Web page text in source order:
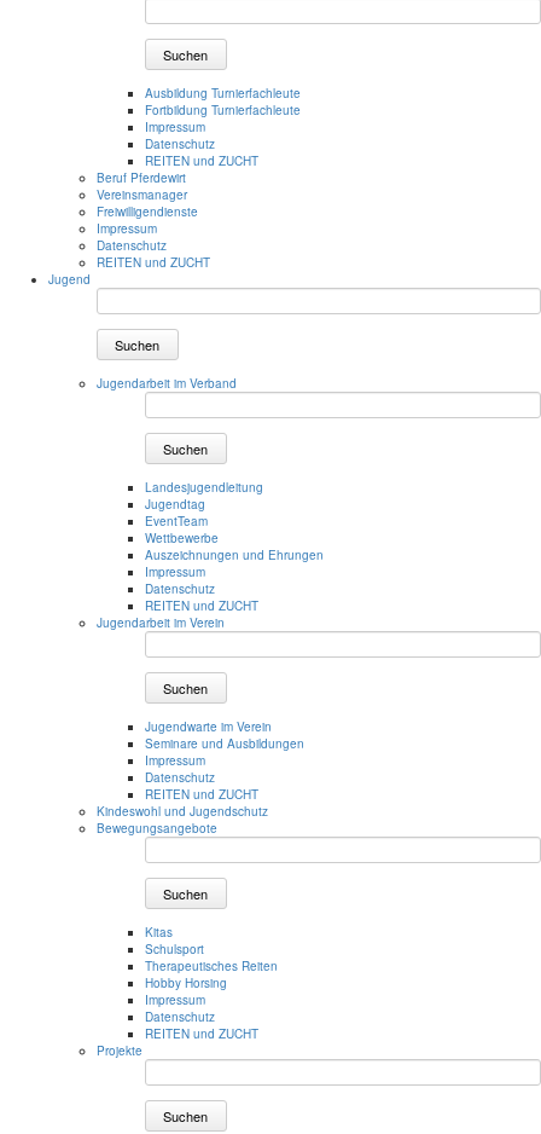
Suchen
Ausbildung Turnierfachleute
Fortbildung Turnierfachleute
Impressum
Datenschutz
REITEN und ZUCHT
Beruf Pferdewirt
Vereinsmanager
Freiwilligendienste
Impressum
Datenschutz
REITEN und ZUCHT
Jugend
Suchen
Jugendarbeit im Verband
Suchen
Landesjugendleitung
Jugendtag
EventTeam
Wettbewerbe
Auszeichnungen und Ehrungen
Impressum
Datenschutz
REITEN und ZUCHT
Jugendarbeit im Verein
Suchen
Jugendwarte im Verein
Seminare und Ausbildungen
Impressum
Datenschutz
REITEN und ZUCHT
Kindeswohl und Jugendschutz
Bewegungsangebote
Suchen
Kitas
Schulsport
Therapeutisches Reiten
Hobby Horsing
Impressum
Datenschutz
REITEN und ZUCHT
Projekte
Suchen